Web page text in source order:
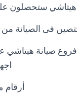
هيتاشي ستحصلون
فى الصيانة من
صيانة هيتاشي
أرقام